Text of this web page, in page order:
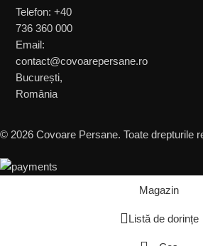
Telefon: +40
736 360 000
Email:
contact@covoarepersane.ro
București,
România
© 2026 Covoare Persane. Toate drepturile
Magazin
Listă de dorințe